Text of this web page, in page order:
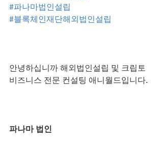
#파나마법인설립
#블록체인재단해외법인설립
안녕하십니까 해외법인설립 및 크립토
비즈니스 전문 컨설팅 애니월드입니다.
파나마 법인